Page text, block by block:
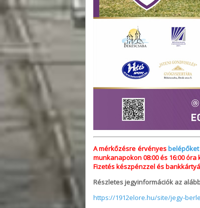
A mérkőzésre érvényesbelépőket
munkanapokon 08:00 és 16:00
Fizetés készpénzzel és
Részletes jegyinformációk az
https://1912elore.hu/site/jegy-